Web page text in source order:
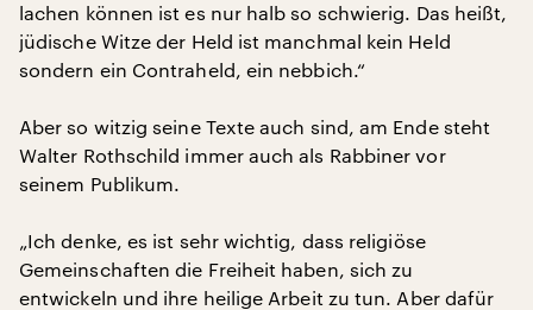
lachen können ist es nur halb so schwierig. Das heißt,
jüdische Witze der Held ist manchmal kein Held
sondern ein Contraheld, ein nebbich.“
Aber so witzig seine Texte auch sind, am Ende steht
Walter Rothschild immer auch als Rabbiner vor
seinem Publikum.
„Ich denke, es ist sehr wichtig, dass religiöse
Gemeinschaften die Freiheit haben, sich zu
entwickeln und ihre heilige Arbeit zu tun. Aber dafür